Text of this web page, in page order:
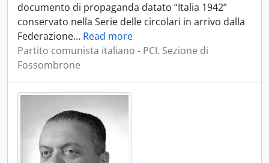
documento di propaganda datato “Italia 1942”
conservato nella Serie delle circolari in arrivo dalla
Federazione… Read more
Partito comunista italiano - PCI. Sezione di
Fossombrone